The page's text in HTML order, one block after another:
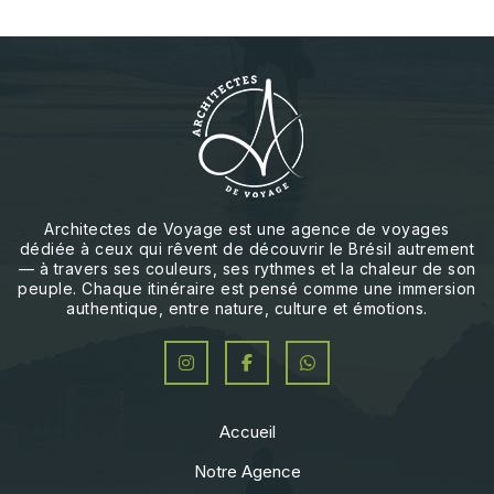
Architectes de Voyage est une agence de voyages
dédiée à ceux qui rêvent de découvrir le Brésil autrement
— à travers ses couleurs, ses rythmes et la chaleur de son
peuple. Chaque itinéraire est pensé comme une immersion
authentique, entre nature, culture et émotions.
Accueil
Notre Agence